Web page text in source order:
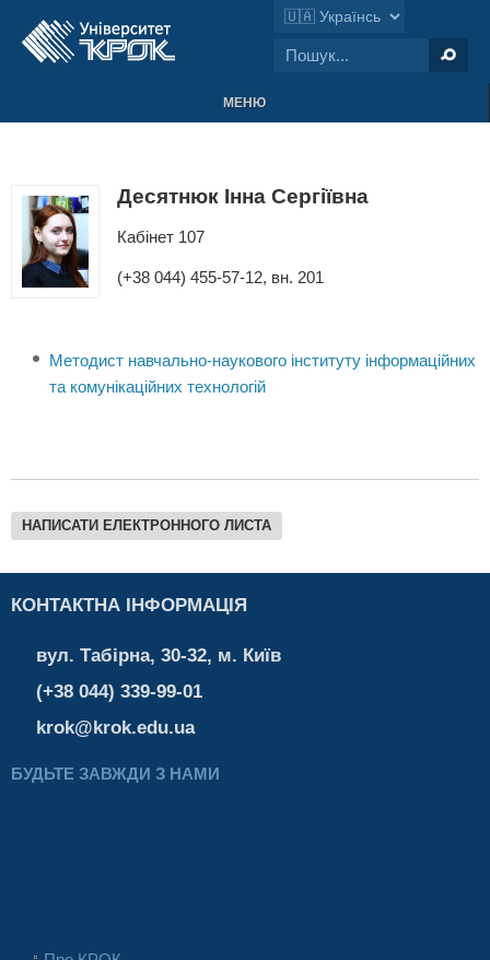
МЕНЮ
Десятнюк Інна Сергіївна
Кабінет 107
(+38 044) 455-57-12, вн. 201
Методист навчально-наукового інституту інформаційних
та комунікаційних технологій
НАПИСАТИ ЕЛЕКТРОННОГО ЛИСТА
КОНТАКТНА ІНФОРМАЦІЯ
вул. Табірна, 30-32, м. Київ
(+38 044) 339-99-01
krok@krok.edu.ua
БУДЬТЕ ЗАВЖДИ З НАМИ